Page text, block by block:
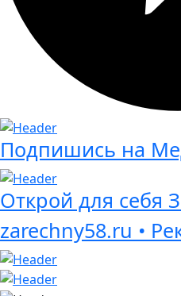
Подпишись на
Открой для себя
zarechny58.ru •